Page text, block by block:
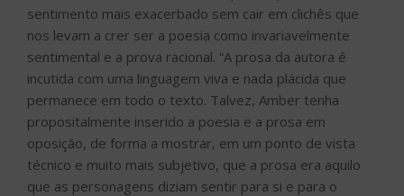
sentimento mais exacerbado sem cair em clichês que
nos levam a crer ser a poesia como invariavelmente
sentimental e a prova racional. “A prosa da autora é
incutida com uma linguagem viva e nada plácida que
permanece em todo o texto. Talvez, Amber tenha
propositalmente inserido a poesia e a prosa em
oposição, de forma a mostrar, em um ponto de vista
técnico e muito mais subjetivo, que a prosa era aquilo
que as personagens diziam sentir para si e para o